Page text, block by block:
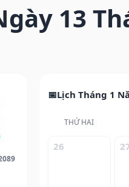
13
Lịch Tháng 1
THỨ HAI
26